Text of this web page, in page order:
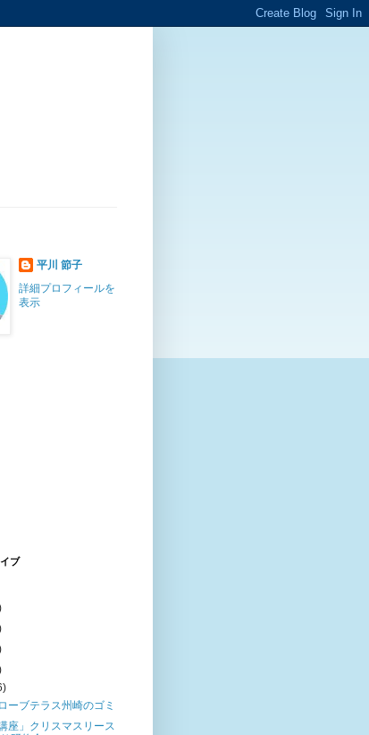
平川 節子
詳細プロフィールを
表示
ブ
ーブテラス州崎のゴミ
座」クリスマスリース